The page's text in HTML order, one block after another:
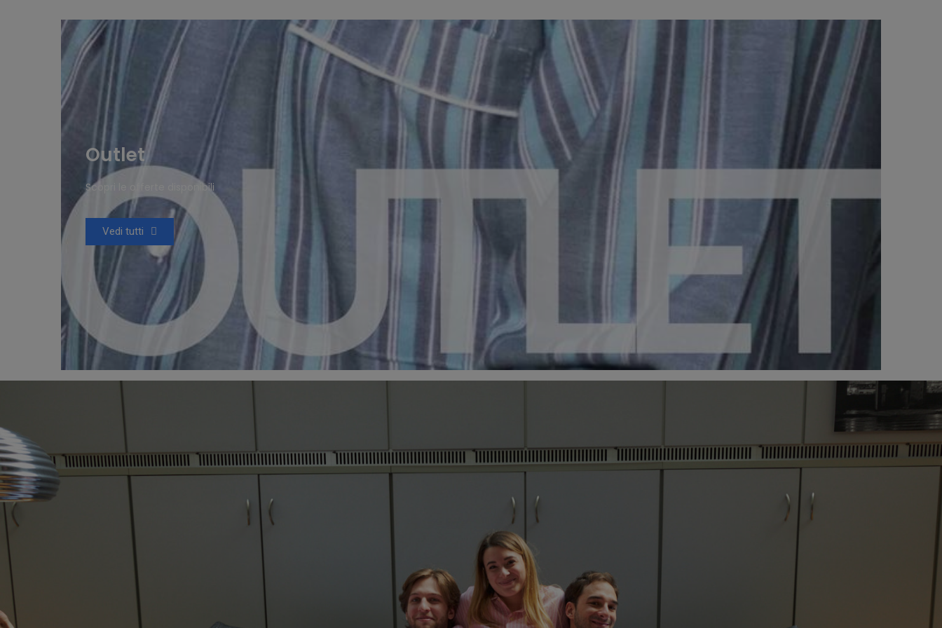
Outlet
Scopri le offerte disponibili
Vedi tutti